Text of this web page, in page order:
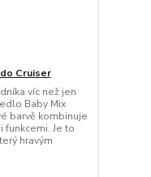
Cruiser
víc než jen
Baby Mix
barvě kombinuje
Je to
hravým